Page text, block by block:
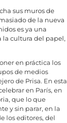
sus muros de
de la nueva
es ya una
la cultura del papel,
en práctica los
de medios
de Prisa. En esta
en París, en
que lo que
y sin parar, en la
los editores, del